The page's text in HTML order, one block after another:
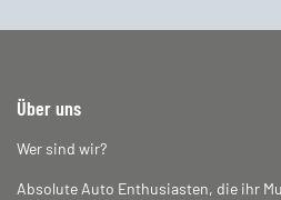
Über uns
Wer sind wir?
Absolute Auto Enthusiasten, die ihr